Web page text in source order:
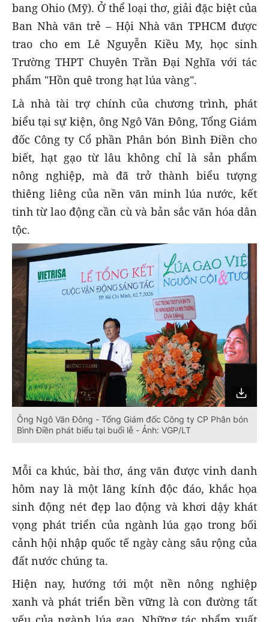
bang Ohio (Mỹ). Ở thể loại thơ, giải đặc biệt của
Ban Nhà văn trẻ – Hội Nhà văn TPHCM được
trao cho em Lê Nguyễn Kiều My, học sinh
Trường THPT Chuyên Trần Đại Nghĩa với tác
phẩm "Hồn quê trong hạt lúa vàng".
Là nhà tài trợ chính của chương trình, phát
biểu tại sự kiện, ông Ngô Văn Đông, Tổng Giám
đốc Công ty Cổ phần Phân bón Bình Điền cho
biết, hạt gạo từ lâu không chỉ là sản phẩm
nông nghiệp, mà đã trở thành biểu tượng
thiêng liêng của nền văn minh lúa nước, kết
tinh từ lao động cần cù và bản sắc văn hóa dân
tộc.
Ông Ngô Văn Đông - Tổng Giám đốc Công ty CP Phân bón
Bình Điền phát biểu tại buổi lễ - Ảnh: VGP/LT
Mỗi ca khúc, bài thơ, áng văn được vinh danh
hôm nay là một lăng kính độc đáo, khắc họa
sinh động nét đẹp lao động và khơi dậy khát
vọng phát triển của ngành lúa gạo trong bối
cảnh hội nhập quốc tế ngày càng sâu rộng của
đất nước chúng ta.
Hiện nay, hướng tới một nền nông nghiệp
xanh và phát triển bền vững là con đường tất